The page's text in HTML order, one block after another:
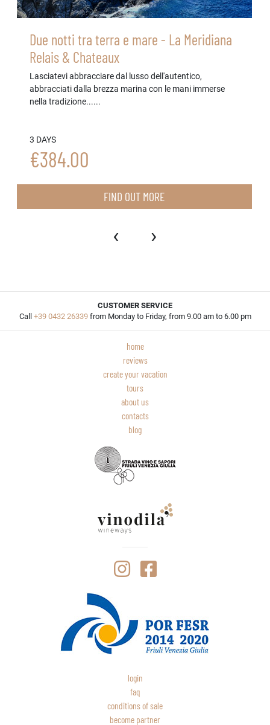
Due notti tra terra e mare - La Meridiana
Relais & Chateaux
Lasciatevi abbracciare dal lusso dell'autentico,
abbracciati dalla brezza marina con le mani immerse
nella tradizione......
3 DAYS
€384.00
FIND OUT MORE
‹ ›
CUSTOMER SERVICE
Call +39 0432 26339from Monday to Friday, from 9.00 am to 6.00 pm
home
reviews
create your vacation
tours
about us
contacts
blog
login
faq
conditions of sale
become partner